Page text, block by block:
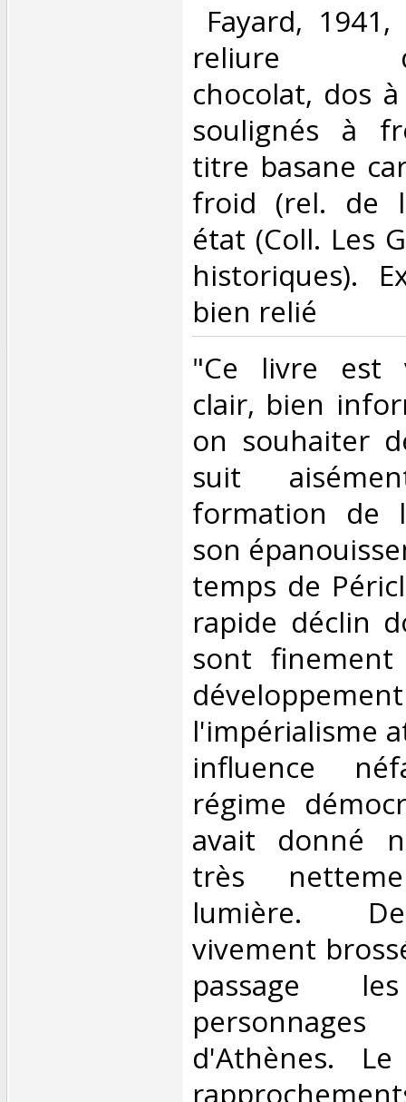
Fayard,
reliure
chocolat, dos
soulignés à
titre basane
froid (rel. de
état (Coll. Les
historiques).
bien relié‎
‎"Ce livre est
clair, bien
on souhaiter
suit
formation de
son
temps de
rapide déclin
sont finement
l'impérialisme
influence
régime
avait donné
très
lumière.
vivement
passage
d'Athènes.